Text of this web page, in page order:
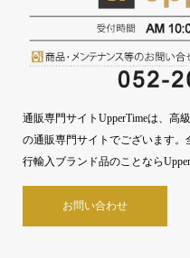
通販専門サイトUpperTimeは、高
の通販専門サイトでございます
行輸入ブランド品のことなら
お問い合わせ